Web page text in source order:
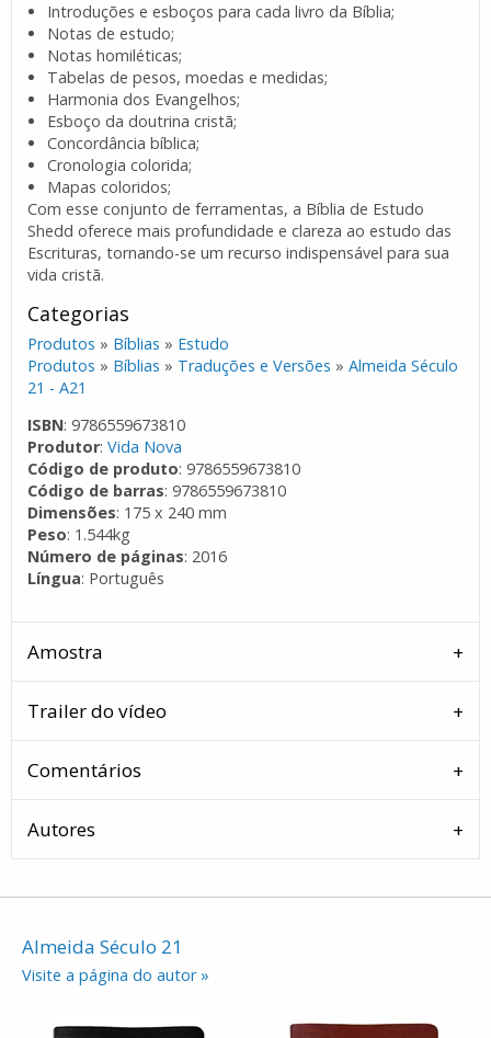
Introduções e esboços para cada livro da Bíblia;
Notas de estudo;
Notas homiléticas;
Tabelas de pesos, moedas e medidas;
Harmonia dos Evangelhos;
Esboço da doutrina cristã;
Concordância bíblica;
Cronologia colorida;
Mapas coloridos;
Com esse conjunto de ferramentas, a Bíblia de Estudo
Shedd oferece mais profundidade e clareza ao estudo das
Escrituras, tornando-se um recurso indispensável para sua
vida cristã.
Categorias
Produtos » Bíblias » Estudo
Produtos » Bíblias » Traduções e Versões »Almeida Século
21 - A21
ISBN: 9786559673810
Produtor:Vida Nova
Código de produto: 9786559673810
Código de barras: 9786559673810
Dimensões: 175 x 240 mm
Peso: 1.544kg
Número de páginas: 2016
Língua: Português
Amostra
Trailer do vídeo
Comentários
Autores
Almeida Século 21
Visite a página do autor »